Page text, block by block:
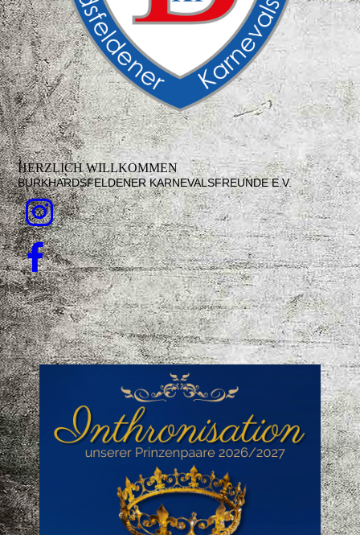
HERZLICH WILLKOMMEN
BURKHARDSFELDENER KARNEVALSFREUNDE E.V.